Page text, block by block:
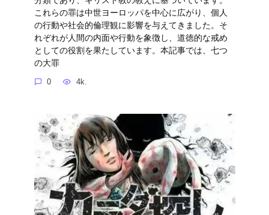
これらの罪は中世ヨーロッパを中心に広がり、個人
の行動や社会的倫理観に影響を与えてきました。そ
れぞれが人間の内面や行動を象徴し、道徳的な戒め
としての役割を果たしています。本記事では、七つ
の大罪
0 4k.